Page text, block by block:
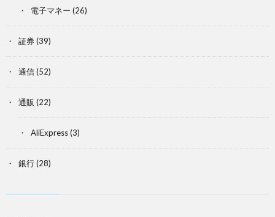
電子マネー (26)
証券(39)
通信(52)
通販 (22)
AliExpress(3)
銀行(28)